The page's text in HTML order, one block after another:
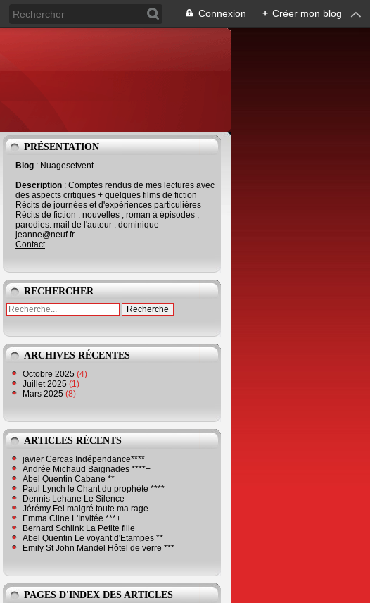
Connexion + Créer mon blog
PRÉSENTATION
Blog : Nuagesetvent
Description : Comptes rendus de mes lectures avec
des aspects critiques + quelques films de fiction
Récits de journées et d'expériences particulières
Récits de fiction : nouvelles ; roman à épisodes ;
parodies. mail de l'auteur : dominique-
jeanne@neuf.fr
Contact
RECHERCHER
ARCHIVES RÉCENTES
Octobre 2025 (4)
Juillet 2025 (1)
Mars 2025 (8)
ARTICLES RÉCENTS
javier Cercas Indépendance****
Andrée Michaud Baignades ****+
Abel Quentin Cabane **
Paul Lynch le Chant du prophète ****
Dennis Lehane Le Silence
Jérémy Fel malgré toute ma rage
Emma Cline L'Invitée ***+
Bernard Schlink La Petite fille
Abel Quentin Le voyant d'Etampes **
Emily St John Mandel Hôtel de verre ***
PAGES D'INDEX DES ARTICLES